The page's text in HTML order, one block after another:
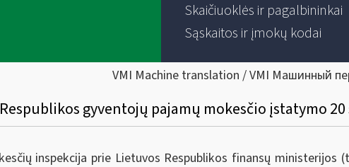
Skaičiuoklės ir pagalbininkai
Sąskaitos ir įmokų kodai
VMI Machine translation / VMI Машинный
gyventojų pajamų mokesčio įstatymo
inspekcija prie Lietuvos Respublikos finansų ministerijos